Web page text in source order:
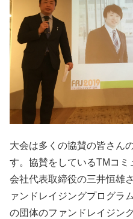
大会は多くの協賛の皆さん
す。協賛をしているTMコ
会社代表取締役の三井恒雄
ァンドレイジングプログラ
の団体のファンドレイジン